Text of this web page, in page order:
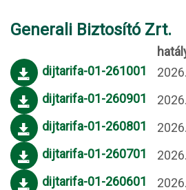
Generali Biztosító Zrt.
dijtarifa-01-261001
dijtarifa-01-260901
dijtarifa-01-260801
dijtarifa-01-260701
dijtarifa-01-260601